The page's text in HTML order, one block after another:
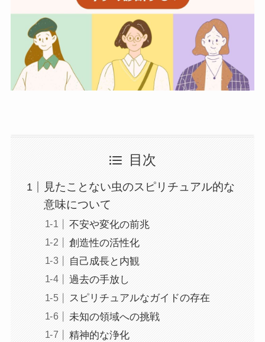
目次
見たことない虫のスピリチュアル的な
意味について
不安や変化の前兆
創造性の活性化
自己成長と内観
過去の手放し
スピリチュアルなガイドの存在
未知の領域への挑戦
精神的な浄化